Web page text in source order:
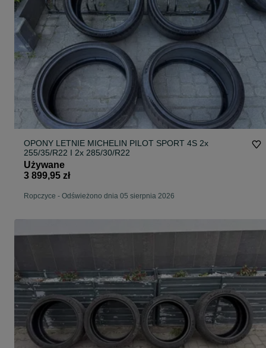
OPONY LETNIE MICHELIN PILOT SPORT 4S 2x
255/35/R22 I 2x 285/30/R22
Używane
3 899,95 zł
Ropczyce - Odświeżono dnia 05 sierpnia 2026